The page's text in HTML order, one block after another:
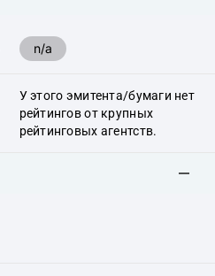
n/a
У этого эмитента/бумаги нет
рейтингов от крупных
рейтинговых агентств.